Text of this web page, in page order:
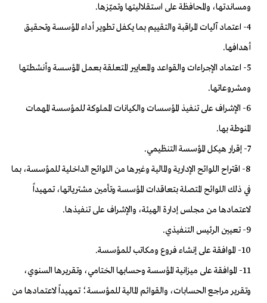
ومساندتها، والمحافظة على استقلاليتها وتميّزها.
4- اعتماد آليات المراقبة والتقييم بما يكفل تطوير أداء المؤسسة وتحقيق
أهدافها.
5- اعتماد الإجراءات والقواعد والمعايير المتعلقة بعمل المؤسسة وأنشطتها
ومشروعاتها.
6- الإشراف على تنفيذ المؤسسات والكيانات المملوكة للمؤسسة المهمات
المنوطة بها.
7- إقرار هيكل المؤسسة التنظيمي.
8- اقتراح اللوائح الإدارية والمالية وغيرها من اللوائح الداخلية للمؤسسة، بما
في ذلك اللوائح المتصلة بتعاقدات المؤسسة وتأمين مشترياتها، تمهيداً
لاعتمادها من مجلس إدارة الهيئة، والإشراف على تنفيذها.
9- تعيين الرئيس التنفيذي.
10- الموافقة على إنشاء فروع ومكاتب للمؤسسة.
11- الموافقة على ميزانية المؤسسة وحسابها الختامي، وتقريرها السنوي،
وتقرير مراجع الحسابات، والقوائم المالية للمؤسسة؛ تمهيداً لاعتمادها من